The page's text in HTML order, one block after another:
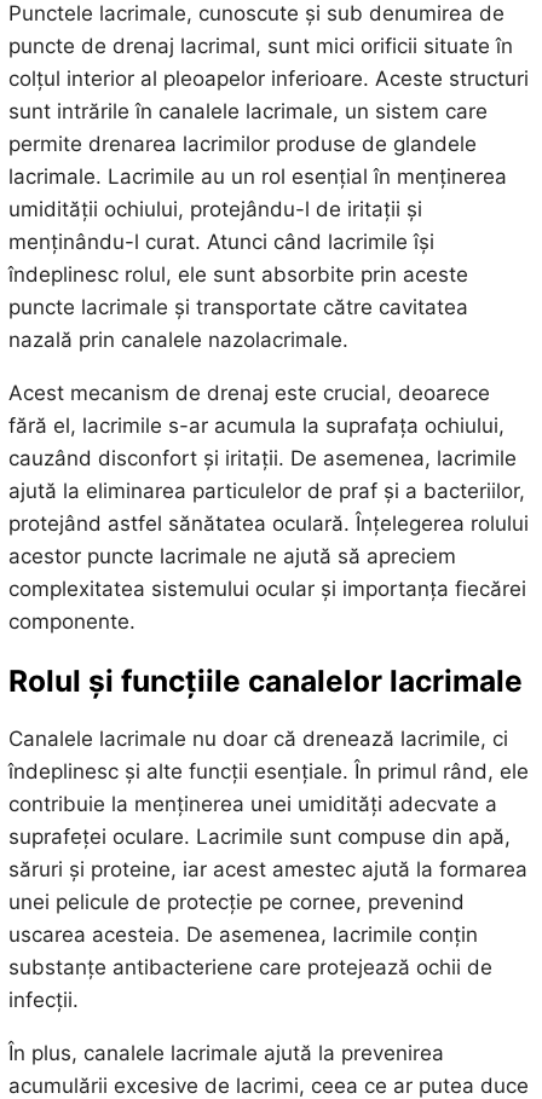
Punctele lacrimale, cunoscute și sub denumirea de
puncte de drenaj lacrimal, sunt mici orificii situate în
colțul interior al pleoapelor inferioare. Aceste structuri
sunt intrările în canalele lacrimale, un sistem care
permite drenarea lacrimilor produse de glandele
lacrimale. Lacrimile au un rol esențial în menținerea
umidității ochiului, protejându-l de iritații și
menținându-l curat. Atunci când lacrimile își
îndeplinesc rolul, ele sunt absorbite prin aceste
puncte lacrimale și transportate către cavitatea
nazală prin canalele nazolacrimale.
Acest mecanism de drenaj este crucial, deoarece
fără el, lacrimile s-ar acumula la suprafața ochiului,
cauzând disconfort și iritații. De asemenea, lacrimile
ajută la eliminarea particulelor de praf și a bacteriilor,
protejând astfel sănătatea oculară. Înțelegerea rolului
acestor puncte lacrimale ne ajută să apreciem
complexitatea sistemului ocular și importanța fiecărei
componente.
Rolul și funcțiile canalelor lacrimale
Canalele lacrimale nu doar că drenează lacrimile, ci
îndeplinesc și alte funcții esențiale. În primul rând, ele
contribuie la menținerea unei umidități adecvate a
suprafeței oculare. Lacrimile sunt compuse din apă,
săruri și proteine, iar acest amestec ajută la formarea
unei pelicule de protecție pe cornee, prevenind
uscarea acesteia. De asemenea, lacrimile conțin
substanțe antibacteriene care protejează ochii de
infecții.
În plus, canalele lacrimale ajută la prevenirea
acumulării excesive de lacrimi, ceea ce ar putea duce